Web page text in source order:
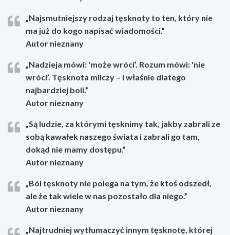
„Najsmutniejszy rodzaj tęsknoty to ten, który nie
ma już do kogo napisać wiadomości.”
Autor nieznany
„Nadzieja mówi: 'może wróci’. Rozum mówi: 'nie
wróci’. Tęsknota milczy – i właśnie dlatego
najbardziej boli.”
Autor nieznany
„Są ludzie, za którymi tęsknimy tak, jakby zabrali ze
sobą kawałek naszego świata i zabrali go tam,
dokąd nie mamy dostępu.”
Autor nieznany
„Ból tęsknoty nie polega na tym, że ktoś odszedł,
ale że tak wiele w nas pozostało dla niego.”
Autor nieznany
„Najtrudniej wytłumaczyć innym tęsknotę, której